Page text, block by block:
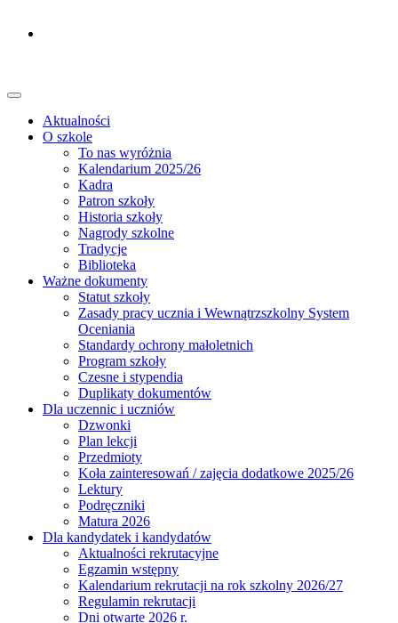
Aktualności
O szkole
To nas wyróżnia
Kalendarium 2025/26
Kadra
Patron szkoły
Historia szkoły
Nagrody szkolne
Tradycje
Biblioteka
Ważne dokumenty
Statut szkoły
Zasady pracy ucznia i Wewnątrzszkolny System
Oceniania
Standardy ochrony małoletnich
Program szkoły
Czesne i stypendia
Duplikaty dokumentów
Dla uczennic i uczniów
Dzwonki
Plan lekcji
Przedmioty
Koła zainteresowań / zajęcia dodatkowe 2025/26
Lektury
Podręczniki
Matura 2026
Dla kandydatek i kandydatów
Aktualności rekrutacyjne
Egzamin wstępny
Kalendarium rekrutacji na rok szkolny 2026/27
Regulamin rekrutacji
Dni otwarte 2026 r.